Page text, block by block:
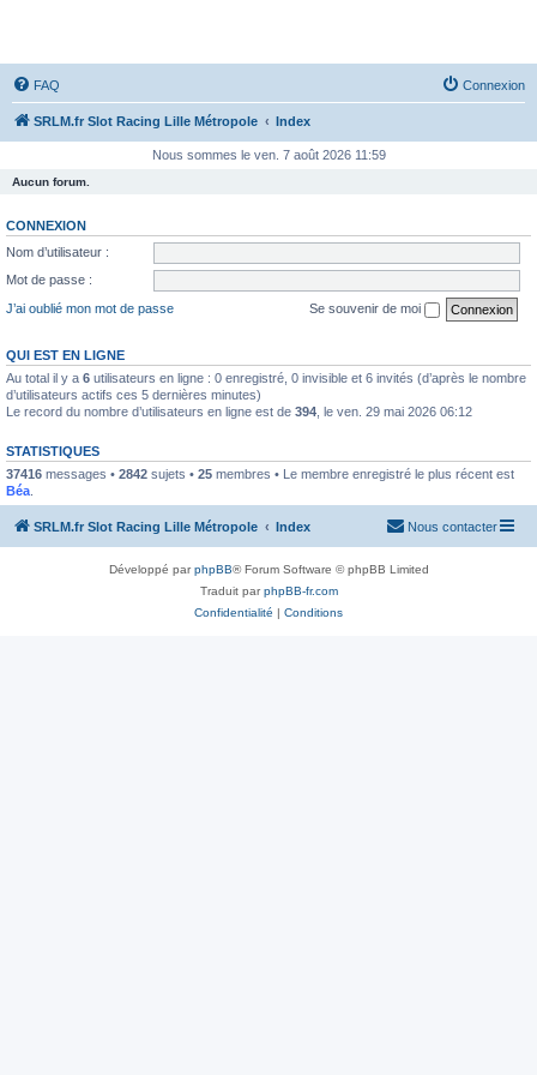
FAQ Connexion
SRLM.fr Slot Racing Lille Métropole Index
Nous sommes le ven. 7 août 2026 11:59
Aucun forum.
CONNEXION
Nom d’utilisateur :
Mot de passe :
J’ai oublié mon mot de passe
Se souvenir de moi
QUI EST EN LIGNE
Au total il y a 6 utilisateurs en ligne : 0 enregistré, 0 invisible et 6 invités (d’après le nombre
d’utilisateurs actifs ces 5 dernières minutes)
Le record du nombre d’utilisateurs en ligne est de 394 , le ven. 29 mai 2026 06:12
STATISTIQUES
37416 messages • 2842 sujets • 25 membres • Le membre enregistré le plus récent est
Béa
SRLM.fr Slot Racing Lille Métropole Index Nous contacter
Développé parphpBB® Forum Software © phpBB Limited
Traduit parphpBB-fr.com
Confidentialité | Conditions